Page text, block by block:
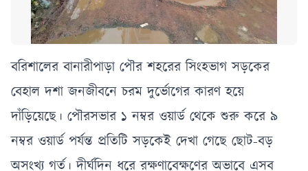
বরিশালের বানারীপাড়া পৌর শহরের সিংহভাগ সড়কের
বেহাল দশা জনজীবনে চরম দুর্ভোগের কারণ হয়ে
দাঁড়িয়েছে। পৌরসভার ১ নম্বর ওয়ার্ড থেকে শুরু করে ৯
নম্বর ওয়ার্ড পর্যন্ত প্রতিটি সড়কেই দেখা গেছে ছোট-বড়
অসংখ্য গর্ত। দীর্ঘদিন ধরে রক্ষণাবেক্ষণের অভাবে এসব